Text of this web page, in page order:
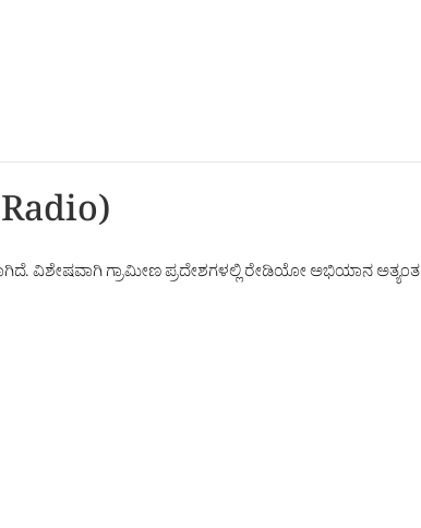
ವಿಶೇಷವಾಗಿ ಗ್ರಾಮೀಣ ಪ್ರದೇಶಗಳಲ್ಲಿ ರೇಡಿಯೋ ಅಭಿಯಾನ ಅತ್ಯಂತ